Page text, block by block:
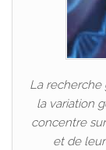
La recherche
la variation
concentre
et de